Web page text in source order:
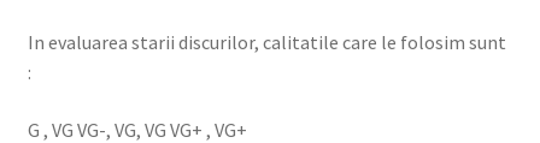
In evaluarea starii discurilor, calitatile care le folosim sunt
:
G , VG VG-, VG, VG VG+ , VG+